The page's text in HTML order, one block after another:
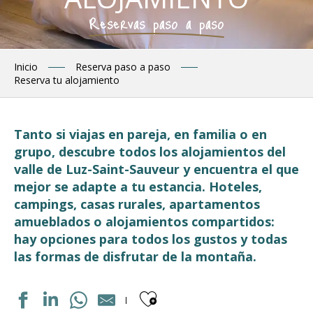
Reservas paso a paso
Inicio
Reserva paso a paso
Reserva tu alojamiento
Tanto si viajas en pareja, en familia o en
grupo, descubre todos los alojamientos del
valle de Luz-Saint-Sauveur y encuentra el que
mejor se adapte a tu estancia. Hoteles,
campings, casas rurales, apartamentos
amueblados o alojamientos compartidos:
hay opciones para todos los gustos y todas
las formas de disfrutar de la montaña.
Ajouter aux